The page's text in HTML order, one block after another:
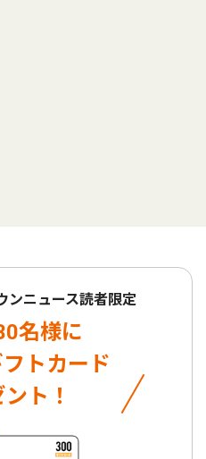
ンニュース読者限定
名様に
トカード
ト！